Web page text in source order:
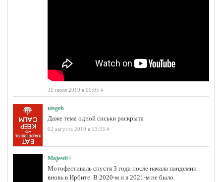
31 июля 2019 в 00:05 #
uisgeb
Даже тема одной сиськи раскрыта
02 августа 2019 в 13:33 #
Majesti©
Мотофестиваль спустя 3 года после начала пандемии
вновь в Ирбите. В 2020-м и в 2021-м не было.